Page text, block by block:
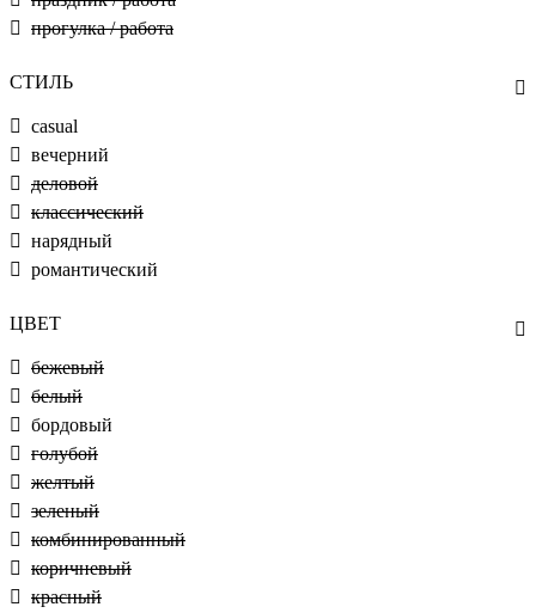
прогулка / работа
СТИЛЬ
casual
вечерний
деловой
классический
нарядный
романтический
ЦВЕТ
бежевый
белый
бордовый
голубой
желтый
зеленый
комбинированный
коричневый
красный